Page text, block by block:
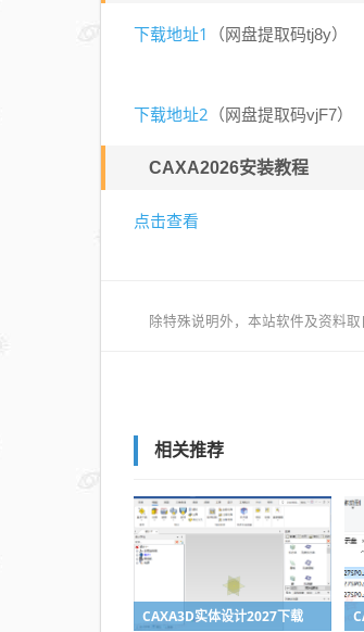
下载地址1 （网盘提取码tj8y）
下载地址2 （网盘提取码vjF7）
CAXA2026安装教程
点击查看
除特殊说明外，本站软件及资料
相关推荐
CAXA3D实体设计2027下载